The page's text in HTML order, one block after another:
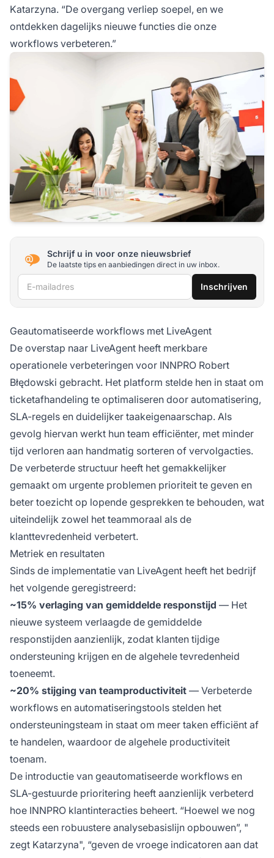
Katarzyna. “De overgang verliep soepel, en we
ontdekken dagelijks nieuwe functies die onze
workflows verbeteren.”
Schrijf u in voor onze nieuwsbrief
De laatste tips en aanbiedingen direct in uw inbox.
E-mailadres Inschrijven
Geautomatiseerde workflows met LiveAgent
De overstap naar LiveAgent heeft merkbare
operationele verbeteringen voor INNPRO Robert
Błędowski gebracht. Het platform stelde hen in staat om
ticketafhandeling te optimaliseren door automatisering,
SLA-regels en duidelijker taakeigenaarschap. Als
gevolg hiervan werkt hun team efficiënter, met minder
tijd verloren aan handmatig sorteren of vervolgacties.
De verbeterde structuur heeft het gemakkelijker
gemaakt om urgente problemen prioriteit te geven en
beter toezicht op lopende gesprekken te behouden, wat
uiteindelijk zowel het teammoraal als de
klanttevredenheid verbetert.
Metriek en resultaten
Sinds de implementatie van LiveAgent heeft het bedrijf
het volgende geregistreerd:
~15% verlaging van gemiddelde responstijd — Het
nieuwe systeem verlaagde de gemiddelde
responstijden aanzienlijk, zodat klanten tijdige
ondersteuning krijgen en de algehele tevredenheid
toeneemt.
~20% stijging van teamproductiviteit — Verbeterde
workflows en automatiseringstools stelden het
ondersteuningsteam in staat om meer taken efficiënt af
te handelen, waardoor de algehele productiviteit
toenam.
De introductie van geautomatiseerde workflows en
SLA-gestuurde prioritering heeft aanzienlijk verbeterd
hoe INNPRO klantinteracties beheert. “Hoewel we nog
steeds een robuustere analysebasislijn opbouwen”, "
zegt Katarzyna", “geven de vroege indicatoren aan dat